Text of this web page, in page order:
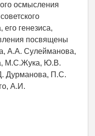
осмысления
его генезиса,
посвящены
А.А. Сулейманова,
М.С.Жука, Ю.В.
Дурманова, П.С.
А.И.